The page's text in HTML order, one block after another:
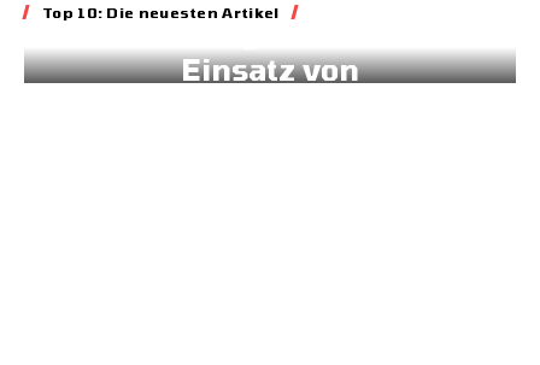
Top 10: Die neuesten Artikel
Einsatz von